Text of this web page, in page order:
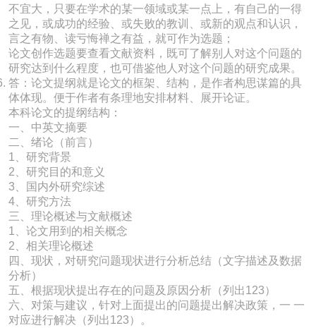
不宜大，只要在学术的某一领域或某一点上，有自己的一得
之见，或成功的经验、或失败的教训、或新的观点和认识，
言之有物、读亏悔禅之有益，就可作为选题；
论文创作选题要查看文献资料，既可了解别人对这个问题的
研究达到什么程度，也可借鉴他人对这个问题的研究成果。
答：论文提纲就是论文的框架、结构，是作者构思谋篇的具
体体现。便于作者有条理地安排材料、展开论证。
本科论文的提纲结构：
一、中英文摘要
二、绪论（前言）
1、研究背景
2、研究目的和意义
3、国内外研究综述
4、研究方法
三、理论概述与文献概述
1、论文用到的相关概念
2、相关理论概述
四、现状，对研究问题现状进行分析总结（文字描述及数据
分析）
五、根据现状提出存在的问题及原因分析（列出123）
六、对策与建议，针对上面提出的问题提出解决政策，一 一
对应进行解决（列出123）。